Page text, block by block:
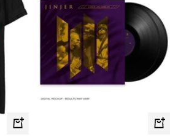
Schnellansicht
In